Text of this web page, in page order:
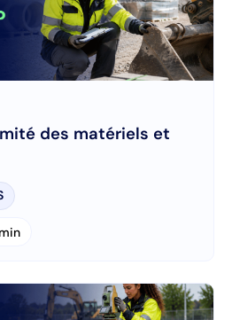
des matériels et